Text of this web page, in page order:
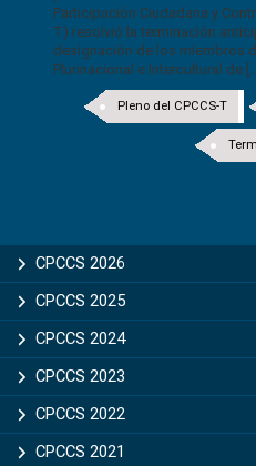
Participación Ciudadana y
T) resolvió la terminación
designación de los miembros
Plurinacional e Intercultural de
Pleno del CPCCS-T
CPCCS 2026
CPCCS 2025
CPCCS 2024
CPCCS 2023
CPCCS 2022
CPCCS 2021